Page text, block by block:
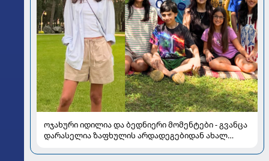
ოჯახური იდილია და ბედნიერი მომენტები - გვანცა
დარასელია ზაფხულის არდადეგებიდან ახალ